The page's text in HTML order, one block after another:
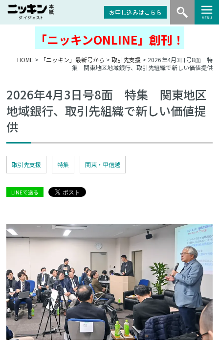
お申し込みはこちら
「ニッキンONLINE」創刊！
HOME > 「ニッキン」最新号から > 取引先支援 > 2026年4月3日号8面 特
集 関東地区地域銀行、取引先組織で新しい価値提供
2026年4月3日号8面 特集 関東地区
地域銀行、取引先組織で新しい価値提
供
取引先支援 特集 関東・甲信越
LINEで送る